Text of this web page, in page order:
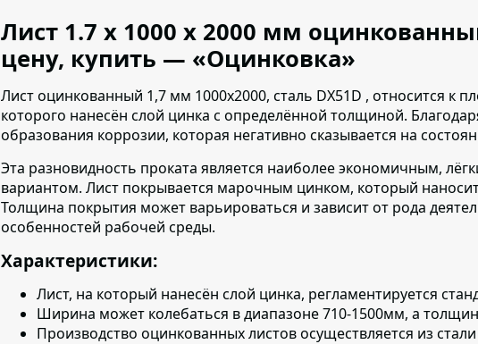
Лист 1.7 х 1000 х 2000 мм
цену, купить — «Оцинковка»
Лист оцинкованный 1,7 мм 1000х2000, сталь DX51D , относится к
которого нанесён слой цинка с определённой толщиной.
образования коррозии, которая негативно сказывается на
Эта разновидность проката является наиболее экономичным,
вариантом. Лист покрывается марочным цинком, который
Толщина покрытия может варьироваться и зависит от рода
особенностей рабочей среды.
Характеристики:
Лист, на который нанесён слой цинка, регламентируется
Ширина может колебаться в диапазоне 710-1500мм, а
Производство оцинкованных листов осуществляется из